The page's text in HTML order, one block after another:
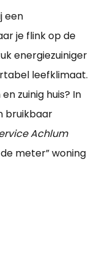
een
je flink op de
energiezuiniger
leefklimaat.
zuinig huis? In
bruikbaar
Achlum
meter” woning